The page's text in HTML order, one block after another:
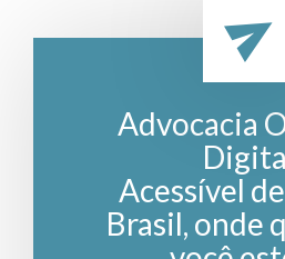
Advocacia
Acessível
Brasil, onde